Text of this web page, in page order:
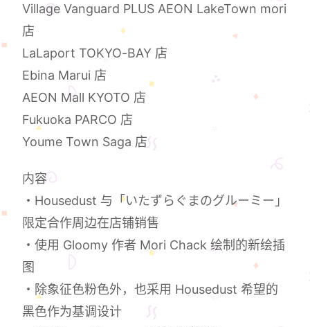
Village Vanguard PLUS AEON LakeTown mori
店
LaLaport TOKYO-BAY 店
Ebina Marui 店
AEON Mall KYOTO 店
Fukuoka PARCO 店
Youme Town Saga 店
内容
・Housedust 与「いたずらぐまのグルーミー」
限定合作周边在店铺销售
・使用 Gloomy 作者 Mori Chack 绘制的新绘插
图
・除象征色粉色外，也采用 Housedust 希望的
黑色作为基调设计